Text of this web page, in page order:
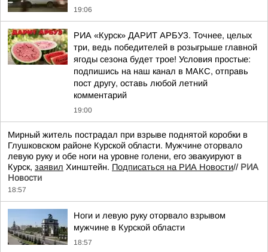
19:06
РИА «Курск» ДАРИТ АРБУЗ. Точнее, целых
три, ведь победителей в розыгрыше главной
ягоды сезона будет трое! Условия простые:
подпишись на наш канал в МАКС, отправь
пост другу, оставь любой летний
комментарий
19:00
Мирный житель пострадал при взрыве поднятой коробки в
Глушковском районе Курской области. Мужчине оторвало
левую руку и обе ноги на уровне голени, его эвакуируют в
Курск, заявил Хинштейн. Подписаться на РИА Новости// РИА
Новости
18:57
Ноги и левую руку оторвало взрывом
мужчине в Курской области
18:57